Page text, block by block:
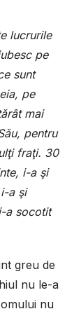
lucrurile
pe
sunt
pe
mai
pentru
fraţi. 30
i-a şi
a şi
a socotit
greu de
nu le-a
nu